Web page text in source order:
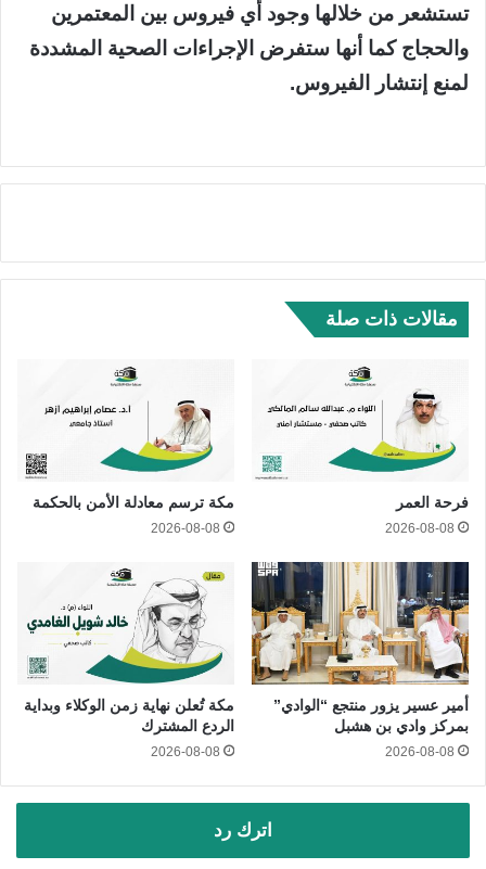
تستشعر من خلالها وجود أي فيروس بين المعتمرين
والحجاج كما أنها ستفرض الإجراءات الصحية المشددة
لمنع إنتشار الفيروس.
مقالات ذات صلة
فرحة العمر
2026-08-08
مكة ترسم معادلة الأمن بالحكمة
2026-08-08
أمير عسير يزور منتجع “الوادي”
بمركز وادي بن هشبل
2026-08-08
مكة تُعلن نهاية زمن الوكلاء وبداية
الردع المشترك
2026-08-08
اترك رد